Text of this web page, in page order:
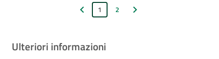
Pagina precedente
1 2 Pagina successiva
Ulteriori informazioni